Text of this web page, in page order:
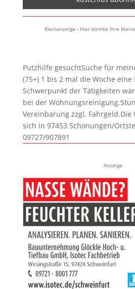
Kleinanzeige - Hier könnte Ihre
Putzhilfe gesuchtSuche für
(75+) 1 bis 2 mal die Woche eine
Schwerpunkt der Tätigkeiten
bei der
Vereinbarung zzgl.
sich in 97453 Schonungen/
09727/907891
Anzeige